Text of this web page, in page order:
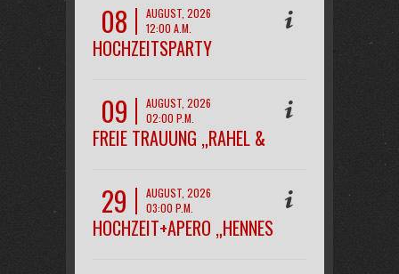
08
AUGUST, 2026
12:00 A.M.
HOCHZEITSPARTY
09
AUGUST, 2026
02:00 P.M.
FREIE TRAUUNG „RAHEL &
29
AUGUST, 2026
03:00 P.M.
HOCHZEIT+APERO „HENNES